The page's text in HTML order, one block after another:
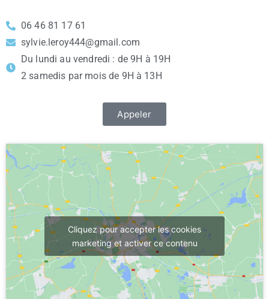
06 46 81 17 61
sylvie.leroy444@gmail.com
Du lundi au vendredi : de 9H à 19H
2 samedis par mois de 9H à 13H
Appeler
Cliquez pour accepter les cookies
marketing et activer ce contenu